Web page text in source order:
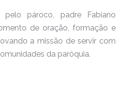
pároco, padre Fabiano
de oração, formação e
a missão de servir com
da paróquia.